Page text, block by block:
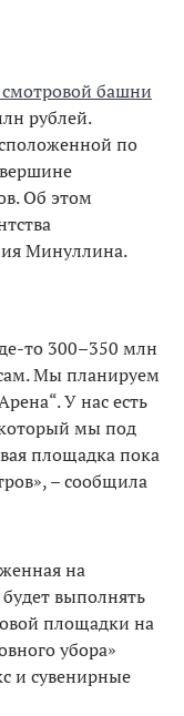
башни
рублей.
по
Об этом
Минуллина.
то 300–350 млн
Мы планируем
У нас есть
мы под
площадка пока
– сообщила
на
выполнять
площадки на
убора»
и сувенирные